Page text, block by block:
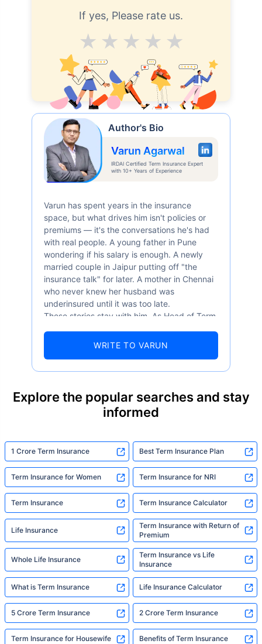
If yes, Please rate us.
Excellent
V.Good
Good
Average
Author's Bio
Varun Agarwal
IRDAI Certified Term Insurance Expert
with 10+ Years of Experience
Varun has spent years in the insurance
space, but what drives him isn't policies or
premiums — it's the conversations he's had
with real people. A young father in Pune
wondering if his salary is enough. A newly
married couple in Jaipur putting off "the
insurance talk" for later. A mother in Chennai
who never knew her husband was
underinsured until it was too late.
These stories stay with him. As Head of Term
numbers well — 52.4% of Indians are aware
statistic, he sees a family that just needed
someone to sit with them, explain it simply,
built to do. In his words, "Most people aren't
avoiding protection — they're just waiting for
someone to make it easy. That's what we're
here for."
WRITE TO VARUN
Explore the popular searches and stay
informed
1 Crore Term Insurance Best Term Insurance Plan
Term Insurance for Women Term Insurance for NRI
Term Insurance Term Insurance Calculator
Life Insurance
Term Insurance with Return of
Premium
Whole Life Insurance
Term Insurance vs Life
Insurance
What is Term Insurance Life Insurance Calculator
5 Crore Term Insurance 2 Crore Term Insurance
Term Insurance for Housewife Benefits of Term Insurance